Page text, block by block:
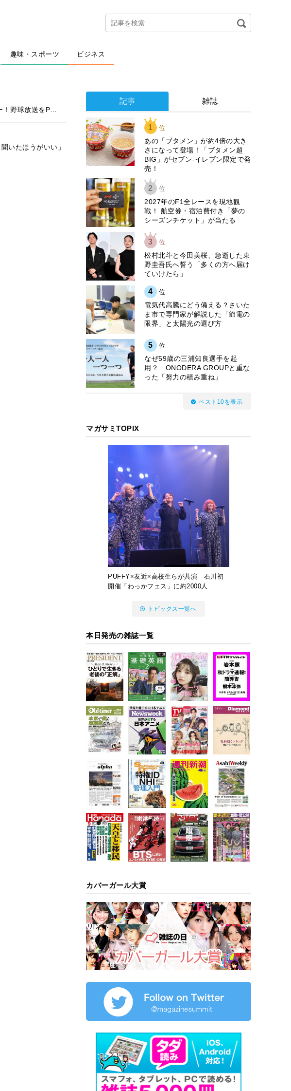
趣味・スポーツ ビジネス
野球放送をP…
いたほうがいい」
記事 雑誌
1 位
あの「ブタメン」が約4倍の大き
さになって登場！「ブタメン超
BIG」がセブン‐イレブン限定で発
売！
2 位
2027年のF1全レースを現地観
戦！ 航空券・宿泊費付き「夢の
シーズンチケット」が当たる
3 位
松村北斗と今田美桜、急逝した東
野圭吾氏へ誓う「多くの方へ届け
ていけたら」
4 位
電気代高騰にどう備える？さいた
ま市で専門家が解説した「節電の
限界」と太陽光の選び方
5 位
なぜ59歳の三浦知良選手を起
用？ ONODERA GROUPと重な
った「努力の積み重ね」
ベスト10を表示
マガサミTOPIX
PUFFY×友近×高校生らが共演 石川初
開催「わっかフェス」に約2000人
トピックス一覧へ
本日発売の雑誌一覧
カバーガール大賞